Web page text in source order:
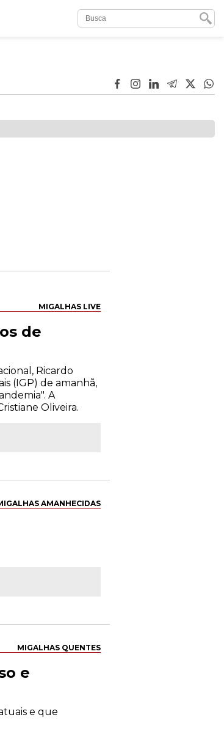
MIGALHAS LIVE
de
Ricardo
(IGP) de amanhã,
A
Oliveira.
AMANHECIDAS
MIGALHAS QUENTES
e
e que